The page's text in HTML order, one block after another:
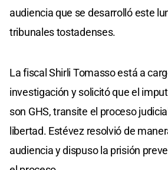
audiencia que se desarrolló este
tribunales tostadenses.
La fiscal Shirli Tomasso está a
investigación y solicitó que el
son GHS, transite el proceso
libertad. Estévez resolvió de
audiencia y dispuso la prisión